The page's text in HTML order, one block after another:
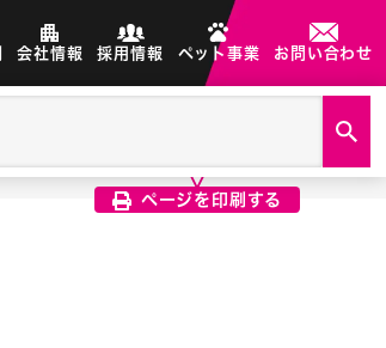
会社情報 採用情報 ペット事業 お問い合わせ
ページを印刷する